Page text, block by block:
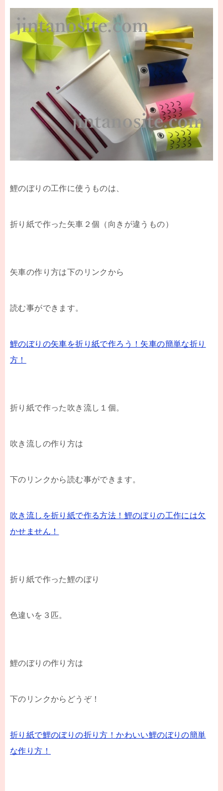
鯉のぼりの工作に使うものは、
折り紙で作った矢車２個（向きが違うもの）
矢車の作り方は下のリンクから
読む事ができます。
鯉のぼりの矢車を折り紙で作ろう！矢車の簡単な折り
方！
折り紙で作った吹き流し１個。
吹き流しの作り方は
下のリンクから読む事ができます。
吹き流しを折り紙で作る方法！鯉のぼりの工作には欠
かせません！
折り紙で作った鯉のぼり
色違いを３匹。
鯉のぼりの作り方は
下のリンクからどうぞ！
折り紙で鯉のぼりの折り方！かわいい鯉のぼりの簡単
な作り方！